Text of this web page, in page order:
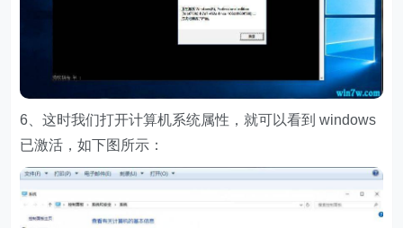
6、这时我们打开计算机系统属性，就可以看到 windows
已激活，如下图所示：